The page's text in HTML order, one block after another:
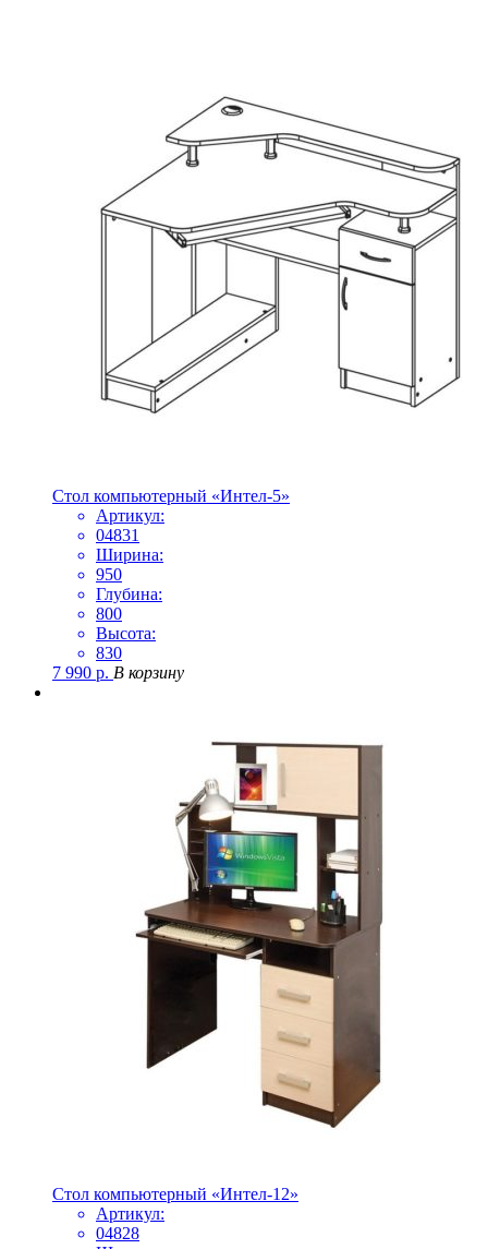
Стол компьютерный «Интел-5»
Артикул:
04831
Ширина:
950
Глубина:
800
Высота:
830
7 990 р. В корзину
Стол компьютерный «Интел-12»
Артикул:
04828